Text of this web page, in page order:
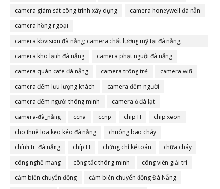
camera giám sát công trình xây dựng
camera honeywell đà nẵn
camera hồng ngoại
camera kbvision đà nẵng; camera chất lượng mỹ tại đà nẵng;
camera đà nẵng
camera kho lạnh đà nẵng
camera phạt nguội đà nẵng
camera quán cafe đà nẵng
camera trông trẻ
camera wifi
camera đếm lưu lượng khách
camera đếm người
camera đếm người thông minh
camera ở đà lạt
camera-đà_nẵng
ccna ccnp chip H
chip xeon
cho thuê loa kẹo kéo đà nẵng
chuông bao cháy
chính trị đà nẵng
chíp H chứng chỉ kế toán
chữa cháy
công nghệ mạng
công tắc thông minh
công viên giải trí
cảm biến chuyển động
cảm biến chuyển động Đà Nẵng